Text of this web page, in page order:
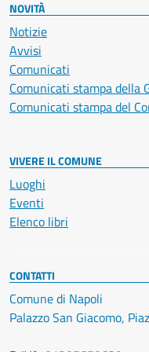
NOVITÀ
Notizie
Avvisi
Comunicati
Comunicati stampa della
Comunicati stampa del
VIVERE IL COMUNE
Luoghi
Eventi
Elenco libri
CONTATTI
Comune di Napoli
Palazzo San Giacomo,